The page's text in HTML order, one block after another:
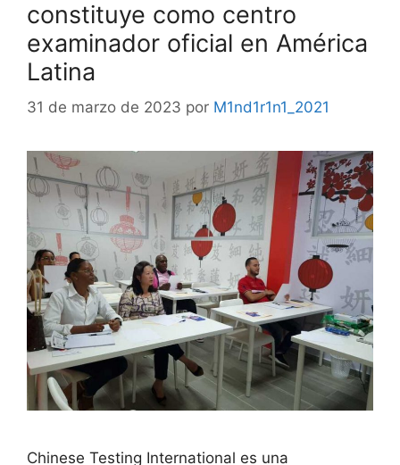
constituye como centro
examinador oficial en América
Latina
31 de marzo de 2023 por M1nd1r1n1_2021
Chinese Testing International es una